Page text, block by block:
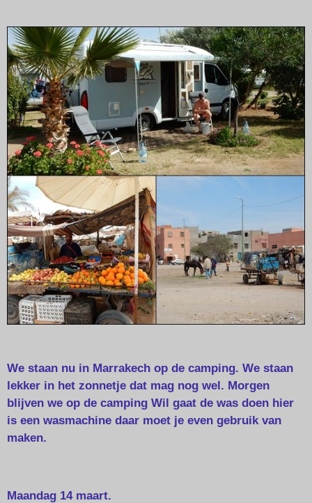
We staan nu in Marrakech op de camping. We staan
lekker in het zonnetje dat mag nog wel. Morgen
blijven we op de camping Wil gaat de was doen hier
is een wasmachine daar moet je even gebruik van
maken.
Maandag 14 maart.